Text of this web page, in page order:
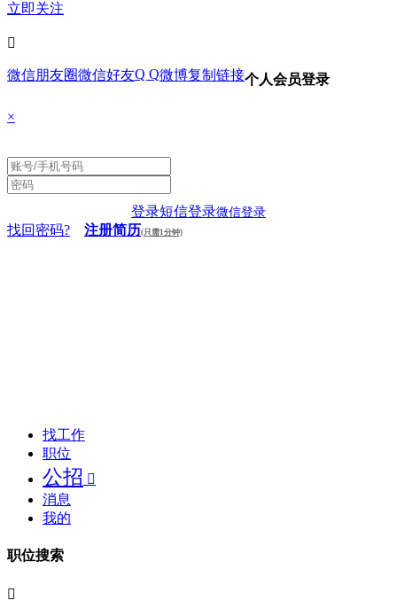
立即关注

微信朋友圈微信好友Q Q微博复制链接个人会员登录
×
登录短信登录微信登录
找回密码? 注册简历(只需1分钟)
找工作
职位
公招 
消息
我的
职位搜索
